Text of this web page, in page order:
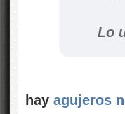
Lo
hay agujeros